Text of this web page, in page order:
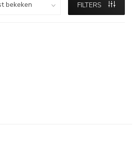
FILTERS